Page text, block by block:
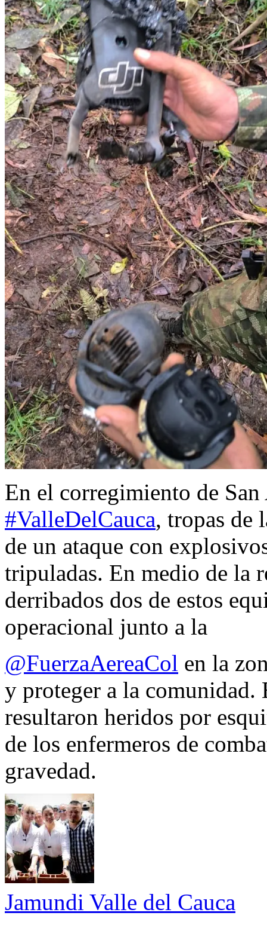
En el corregimiento de
#ValleDelCauca, tropas de
de un ataque con
tripuladas. En medio de la
derribados dos de estos
operacional junto a la
@FuerzaAereaCol en la
y proteger a la comunidad.
resultaron heridos por
de los enfermeros de
gravedad.
Jamundi Valle del Cauca